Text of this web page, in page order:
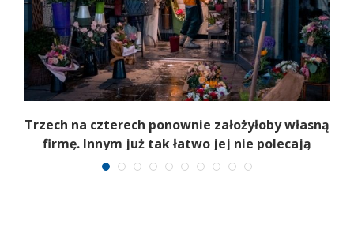
Trzech na czterech ponownie założyłoby własną
firmę. Innym już tak łatwo jej nie polecają